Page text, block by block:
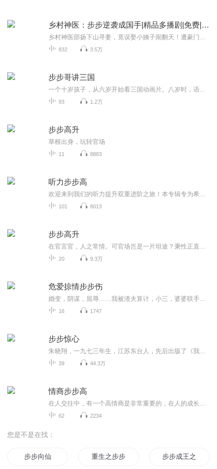
乡村神医：步步逆袭成国手|精品多播剧|免费|言情
832 3.5万
步步哥讲三国
93 1.2万
步步高升
草根出身，玩转官场
11 8883
听力步步高
101 8013
步步高升
20 9.3万
危爱掠情步步伤
16 1747
步步惊心
39 44.3万
情商步步高
62 2234
您是不是在找：
步步向仙 重生之步步为尊 步步成王之美女